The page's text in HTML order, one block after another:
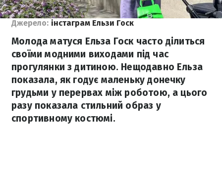
Джерело: інстаграм Ельзи Госк
Молода матуся Ельза Госк часто ділиться
своїми модними виходами під час
прогулянки з дитиною. Нещодавно Ельза
показала, як годує маленьку донечку
грудьми у перервах між роботою, а цього
разу показала стильний образ у
спортивному костюмі.